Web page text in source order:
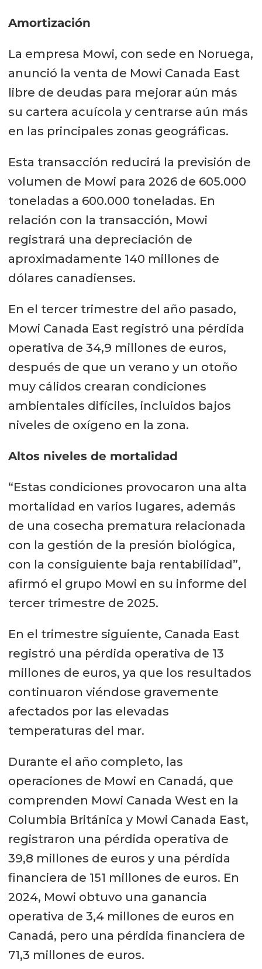
Amortización
La empresa Mowi, con sede en Noruega,
anunció la venta de Mowi Canada East
libre de deudas para mejorar aún más
su cartera acuícola y centrarse aún más
en las principales zonas geográficas.
Esta transacción reducirá la previsión de
volumen de Mowi para 2026 de 605.000
toneladas a 600.000 toneladas. En
relación con la transacción, Mowi
registrará una depreciación de
aproximadamente 140 millones de
dólares canadienses.
En el tercer trimestre del año pasado,
Mowi Canada East registró una pérdida
operativa de 34,9 millones de euros,
después de que un verano y un otoño
muy cálidos crearan condiciones
ambientales difíciles, incluidos bajos
niveles de oxígeno en la zona.
Altos niveles de mortalidad
“Estas condiciones provocaron una alta
mortalidad en varios lugares, además
de una cosecha prematura relacionada
con la gestión de la presión biológica,
con la consiguiente baja rentabilidad”,
afirmó el grupo Mowi en su informe del
tercer trimestre de 2025.
En el trimestre siguiente, Canada East
registró una pérdida operativa de 13
millones de euros, ya que los resultados
continuaron viéndose gravemente
afectados por las elevadas
temperaturas del mar.
Durante el año completo, las
operaciones de Mowi en Canadá, que
comprenden Mowi Canada West en la
Columbia Británica y Mowi Canada East,
registraron una pérdida operativa de
39,8 millones de euros y una pérdida
financiera de 151 millones de euros. En
2024, Mowi obtuvo una ganancia
operativa de 3,4 millones de euros en
Canadá, pero una pérdida financiera de
71,3 millones de euros.